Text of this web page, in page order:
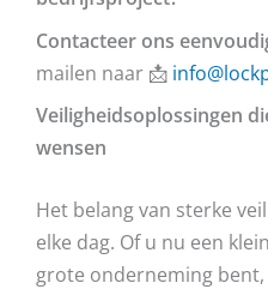
Contacteer ons
mailen naar 📩
Veiligheidsoplossingen
wensen
Het belang van sterke
elke dag. Of u nu een
grote onderneming